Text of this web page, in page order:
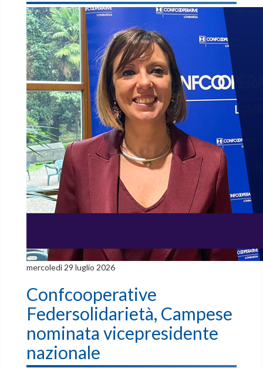
mercoledì 29 luglio 2026
Confcooperative
Federsolidarietà, Campese
nominata vicepresidente
nazionale